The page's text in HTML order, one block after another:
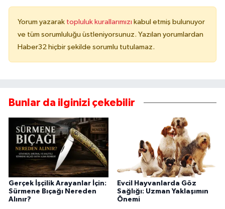
Yorum yazarak topluluk kurallarımızı kabul etmiş bulunuyor
ve tüm sorumluluğu üstleniyorsunuz. Yazılan yorumlardan
Haber32 hiçbir şekilde sorumlu tutulamaz.
Bunlar da ilginizi çekebilir
Gerçek İşçilik Arayanlar İçin:
Sürmene Bıçağı Nereden
Alınır?
Evcil Hayvanlarda Göz
Sağlığı: Uzman Yaklaşımın
Önemi